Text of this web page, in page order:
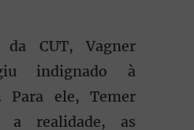
da CUT, Vagner
indignado à
Para ele, Temer
a realidade, as